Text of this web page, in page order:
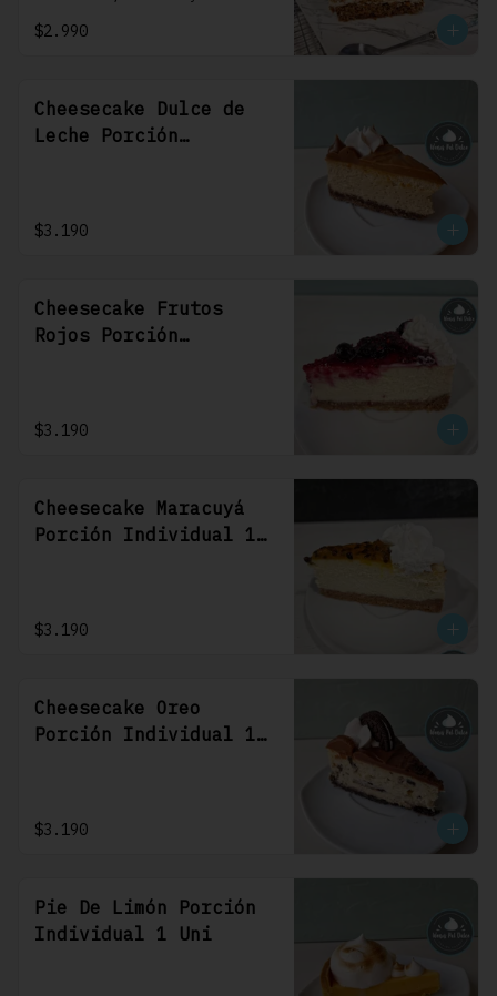
crema.
$2.990
Cheesecake Dulce de
Leche Porción
$3.190
Cheesecake Frutos
Rojos Porción
$3.190
Cheesecake Maracuyá
Porción Individual 1
$3.190
Cheesecake Oreo
Porción Individual 1
$3.190
Pie De Limón Porción
Individual 1 Uni